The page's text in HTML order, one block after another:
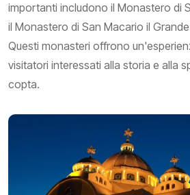
importanti includono il Monastero di
il Monastero di San Macario il
Questi monasteri offrono
visitatori interessati alla storia e alla
copta.